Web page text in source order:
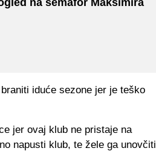
iduće sezone jer je teško
jer ovaj klub ne pristaje na
napusti klub, te žele ga unovčiti